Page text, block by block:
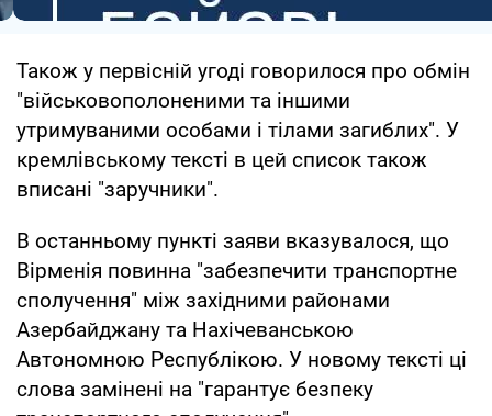
Також у первісній угоді говорилося про обмін
"військовополоненими та іншими
утримуваними особами і тілами загиблих". У
кремлівському тексті в цей список також
вписані "заручники".
В останньому пункті заяви вказувалося, що
Вірменія повинна "забезпечити транспортне
сполучення" між західними районами
Азербайджану та Нахічеванською
Автономною Республікою. У новому тексті ці
слова замінені на "гарантує безпеку